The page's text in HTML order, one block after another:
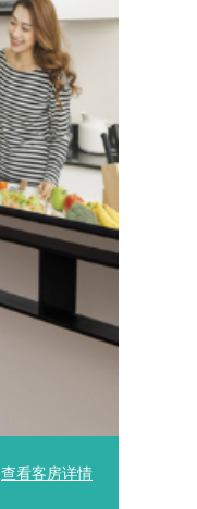
查看客房详情